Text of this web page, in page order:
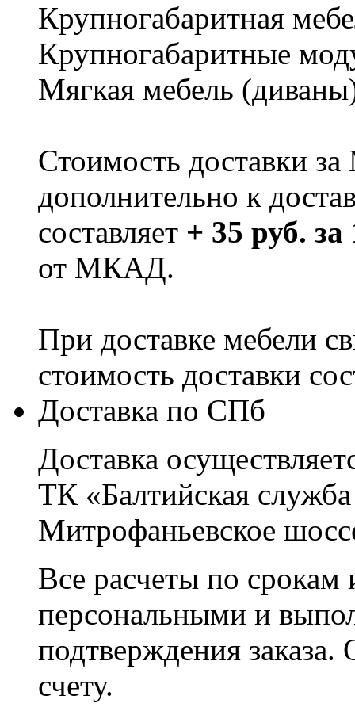
Крупногабаритная
Крупногабаритные
Мягкая мебель
Стоимость доставки
дополнительно к
составляет + 35 руб.
от МКАД.
При доставке мебели
стоимость доставки
Доставка по СПб
Доставка
ТК «Балтийская
Митрофаньевское
Все расчеты по срокам
персональными и
подтверждения заказа.
счету.